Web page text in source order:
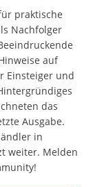
praktische
Nachfolger
auf
Einsteiger und
das
Ausgabe.
in
weiter. Melden